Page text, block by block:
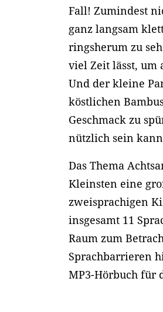
Fall! Zumindest
ganz langsam
ringsherum zu
viel Zeit lässt, um
Und der kleine
köstlichen
Geschmack zu
nützlich sein
Das Thema
Kleinsten eine
zweisprachigen
insgesamt 11
Raum zum
Sprachbarrieren
MP3-Hörbuch für